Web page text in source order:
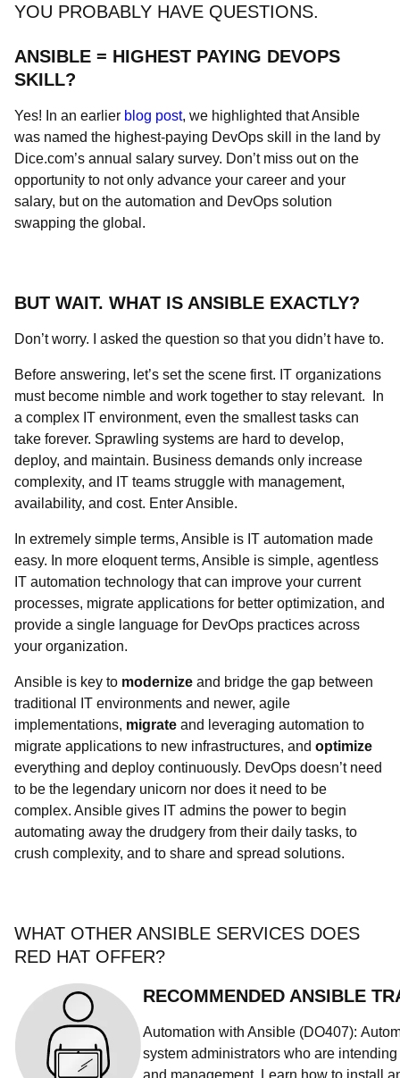
YOU PROBABLY HAVE QUESTIONS.
ANSIBLE = HIGHEST PAYING DEVOPS
SKILL?
Yes! In an earlier blog post, we highlighted that Ansible
was named the highest-paying DevOps skill in the land by
Dice.com’s annual salary survey. Don’t miss out on the
opportunity to not only advance your career and your
salary, but on the automation and DevOps solution
swapping the global.
BUT WAIT. WHAT IS ANSIBLE EXACTLY?
Don’t worry. I asked the question so that you didn’t have to.
Before answering, let’s set the scene first. IT organizations
must become nimble and work together to stay relevant. In
a complex IT environment, even the smallest tasks can
take forever. Sprawling systems are hard to develop,
deploy, and maintain. Business demands only increase
complexity, and IT teams struggle with management,
availability, and cost. Enter Ansible.
In extremely simple terms, Ansible is IT automation made
easy. In more eloquent terms, Ansible is simple, agentless
IT automation technology that can improve your current
processes, migrate applications for better optimization, and
provide a single language for DevOps practices across
your organization.
Ansible is key to modernize and bridge the gap between
traditional IT environments and newer, agile
implementations, migrate and leveraging automation to
migrate applications to new infrastructures, and optimize
everything and deploy continuously. DevOps doesn’t need
to be the legendary unicorn nor does it need to be
complex. Ansible gives IT admins the power to begin
automating away the drudgery from their daily tasks, to
crush complexity, and to share and spread solutions.
WHAT OTHER ANSIBLE SERVICES DOES
RED HAT OFFER?
RECOMMENDED ANSIBLE
Automation with Ansible (DO407):
system administrators who are
and management. Learn how to install